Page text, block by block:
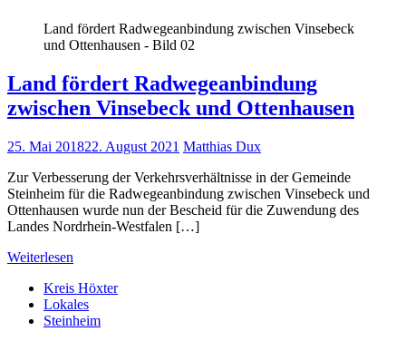
Land fördert Radwegeanbindung zwischen Vinsebeck
und Ottenhausen - Bild 02
Land fördert Radwegeanbindung
zwischen Vinsebeck und Ottenhausen
25. Mai 201822. August 2021 Matthias Dux
Zur Verbesserung der Verkehrsverhältnisse in der Gemeinde
Steinheim für die Radwegeanbindung zwischen Vinsebeck und
Ottenhausen wurde nun der Bescheid für die Zuwendung des
Landes Nordrhein-Westfalen […]
Weiterlesen
Kreis Höxter
Lokales
Steinheim